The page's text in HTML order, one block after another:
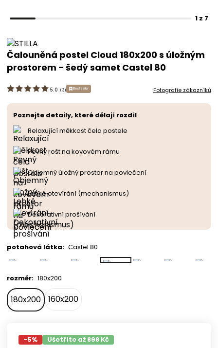
1 z 7
Čalouněná postel Cloud 180x200 s úložným
prostorem - šedý samet Castel 80
5.0 ( 3) Bestseller Fotografie zákazníků
Poznejte detaily, které dělají rozdíl
Relaxující měkkost čela postele
Pevný rošt na kovovém rámu
Objemný úložný prostor na povlečení
Lehké otevírání (mechanismus)
Dekorativní prošívání
potahová látka: Castel 80
rozměr: 180x200
180x200 160x200
-5% Ušetříte až 898 Kč